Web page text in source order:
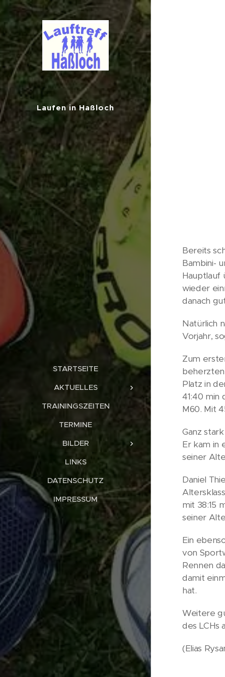
Laufen in Haßloch
STARTSEITE
AKTUELLES
TRAININGSZEITEN
TERMINE
BILDER
LINKS
DATENSCHUTZ
IMPRESSUM
Bereits
Bambini-
Hauptlauf
wieder
danach
Natürlich
Vorjahr,
Zum
Platz in
41:40 min
M60. Mit
Ganz
Er kam in
seiner
Daniel
mit 38:15
seiner
Ein
von
Rennen
damit
hat.
Weitere
des LCHs
(Elias